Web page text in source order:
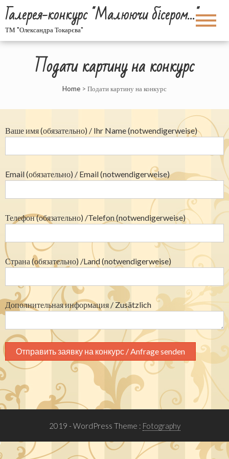
Галерея-конкурс "Малюючи бісером…"
ТМ "Олександра Токарєва"
Подати картину на конкурс
Home > Подати картину на конкурс
Ваше имя (обязательно) / Ihr Name (notwendigerweise)
Email (обязательно) / Email (notwendigerweise)
Телефон (обязательно) /Telefon (notwendigerweise)
Страна (обязательно) /Land (notwendigerweise)
Дополнительная информация / Zusätzlich
2019 - WordPress Theme : Fotography